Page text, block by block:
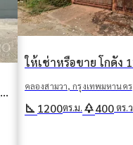
ให้เช่า โกดัง 500 ตรม บางชัน คลองสามวา กรุงเทพมหานคร คลองสามวา, กรุงเทพมหานคร
square_foot 1200ตร.ม. park400 ตร.ว